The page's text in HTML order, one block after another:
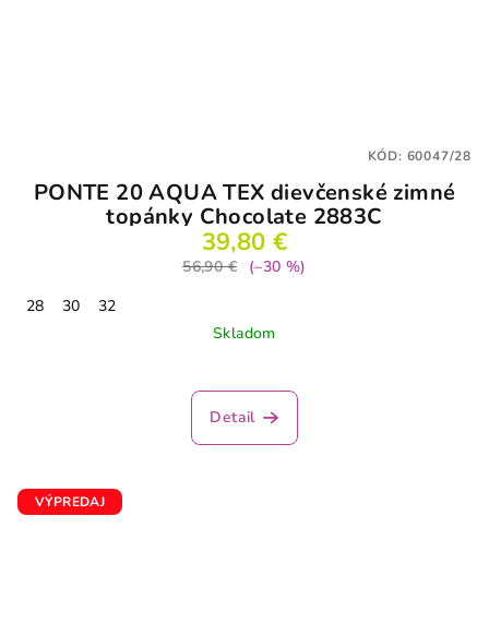
PONTE 20 AQUA TEX dievčenské zimné
topánky Chocolate 2883C
39,80 €
56,90 €
(–30 %)
28
30
32
Skladom
Detail
KÓD: 60047/28
VÝPREDAJ